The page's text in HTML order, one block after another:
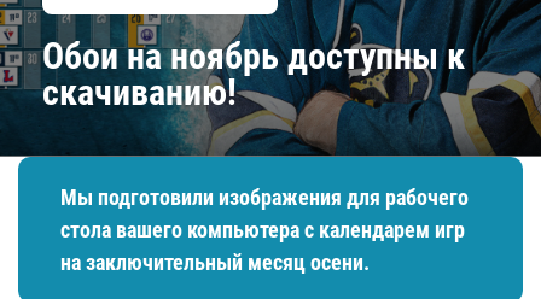
Обои на ноябрь доступны к
скачиванию!
​Мы подготовили изображения для рабочего
стола вашего компьютера с календарем игр
на заключительный месяц осени.